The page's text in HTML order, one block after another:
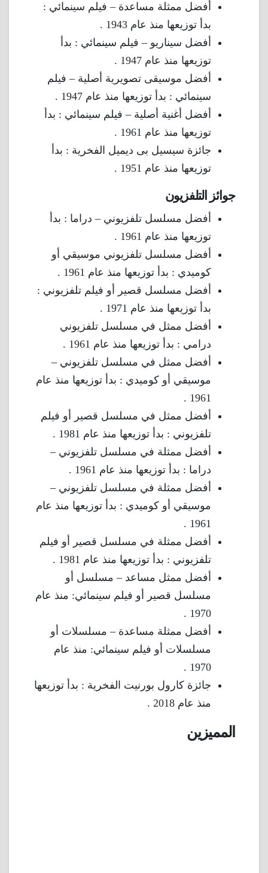
أفضل ممثلة مساعدة – فيلم سينمائي :
بدأ توزيعها منذ عام 1943 .
أفضل سيناريو – فيلم سينمائي : بدأ
توزيعها منذ عام 1947 .
أفضل موسيقى تصويرية أصلية – فيلم
سينمائي : بدأ توزيعها منذ عام 1947 .
أفضل أغنية أصلية – فيلم سينمائي : بدأ
توزيعها منذ عام 1961 .
جائزة سيسيل بى ديميل الفخرية : بدأ
توزيعها منذ عام 1951 .
جوائز التلفزيون
أفضل مسلسل تلفزيوني – دراما : بدأ
توزيعها منذ عام 1961 .
أفضل مسلسل تلفزيوني موسيقي أو
كوميدي : بدأ توزيعها منذ عام 1961 .
أفضل مسلسل قصير أو فيلم تلفزيوني :
بدأ توزيعها منذ عام 1971 .
أفضل ممثل في مسلسل تلفزيوني
درامي : بدأ توزيعها منذ عام 1961 .
أفضل ممثل في مسلسل تلفزيوني –
موسيقي أو كوميدي : بدأ توزيعها منذ عام
1961 .
أفضل ممثل في مسلسل قصير أو فيلم
تلفزيوني : بدأ توزيعها منذ عام 1981 .
أفضل ممثلة في مسلسل تلفزيوني –
دراما : بدأ توزيعها منذ عام 1961 .
أفضل ممثلة في مسلسل تلفزيوني –
موسيقي أو كوميدي : بدأ توزيعها منذ عام
1961 .
أفضل ممثلة في مسلسل قصير أو فيلم
تلفزيوني : بدأ توزيعها منذ عام 1981 .
أفضل ممثل مساعد – مسلسل أو
مسلسل قصير أو فيلم سينمائي: منذ عام
1970 .
أفضل ممثلة مساعدة – مسلسلات أو
مسلسلات أو فيلم سينمائي: منذ عام
1970 .
جائزة كارول بورنيت الفخرية : بدأ توزيعها
منذ عام 2018 .
المميزين